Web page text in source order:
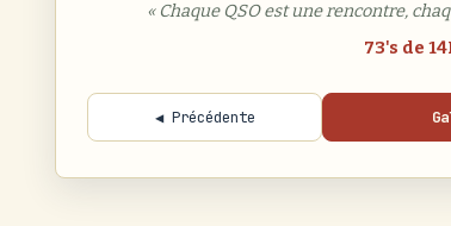
« Chaque QSO est une rencontre,
73's de
◀ Précédente